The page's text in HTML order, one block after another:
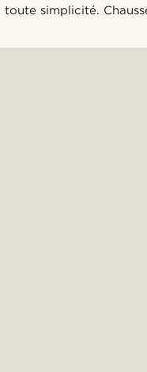
toute simplicité.